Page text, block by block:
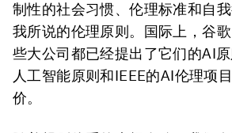
制性的社会习惯、伦理标准和自
我所说的伦理原则。国际上，谷
些大公司都已经提出了它们的AI
人工智能原则和IEEE的AI伦理项
价。